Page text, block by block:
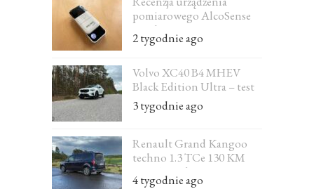
pomiarowego AlcoSense
Excel
2 tygodnie ago
Volvo XC40 B4 MHEV
Black Edition Ultra – test
3 tygodnie ago
Renault Grand Kangoo
techno 1.3 TCe 130 KM
EDC 7-osobowe – test
4 tygodnie ago